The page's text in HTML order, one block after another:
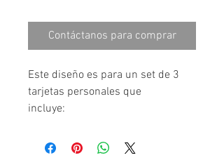
Contáctanos para comprar
Este diseño es para un set de 3
tarjetas personales que
incluye:⠀⠀⠀⠀⠀⠀
-3 Tarjetas con verso bíblico /